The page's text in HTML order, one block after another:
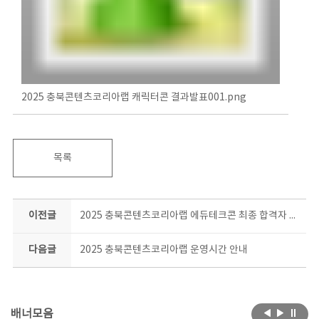
2025 충북콘텐츠코리아랩 캐릭터콘 결과발표001.png
목록
이전글 2025 충북콘텐츠코리아랩 에듀테크콘 최종 합격자 안내
다음글 2025 충북콘텐츠코리아랩 운영시간 안내
배너모음